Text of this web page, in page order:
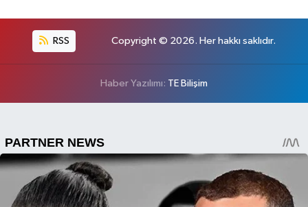
RSS Copyright © 2026. Her hakkı saklıdır.
Haber Yazılımı: TE Bilişim